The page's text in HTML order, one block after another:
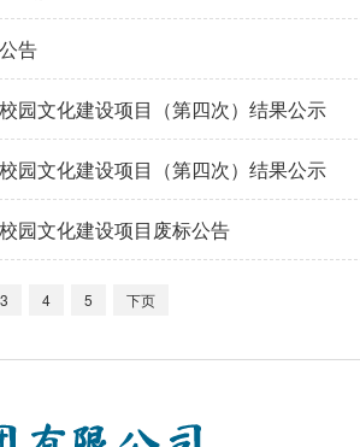
告
园文化建设项目（第四次）结果公示
园文化建设项目（第四次）结果公示
园文化建设项目废标公告
3 4 5 下页